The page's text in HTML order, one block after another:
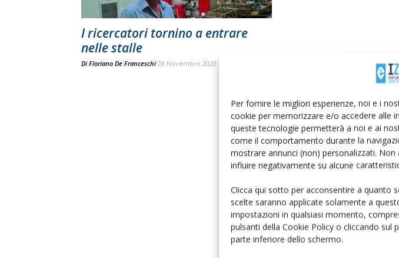
Per fornire le migliori esperienze, noi e i
cookie per memorizzare e/o accedere alle
queste tecnologie permetterà a noi e ai
come il comportamento durante la
mostrare annunci (non) personalizzati.
influire negativamente su alcune
Clicca qui sotto per acconsentire a quanto
scelte saranno applicate solamente a
impostazioni in qualsiasi momento,
pulsanti della Cookie Policy o cliccando sul
parte inferiore dello schermo.
I ricercatori tornino a entrare
nelle stalle
Di Floriano De Franceschi 28 Novembre 2020